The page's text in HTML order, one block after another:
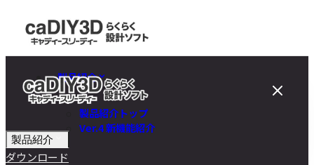
製品紹介
製品紹介トップ
Ver.4 新機能紹介
製品紹介
ダウンロード